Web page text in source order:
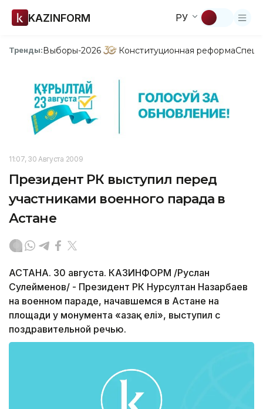
KAZINFORM РУ
Тренды:Выборы-2026 Конституционная реформа
11:07, 30 Августа 2009
Президент РК выступил перед
участниками военного парада в
Астане
АСТАНА. 30 августа. КАЗИНФОРМ /Руслан
Сулейменов/ - Президент РК Нурсултан Назарбаев
на военном параде, начавшемся в Астане на
площади у монумента «Қазақ елі», выступил с
поздравительной речью.